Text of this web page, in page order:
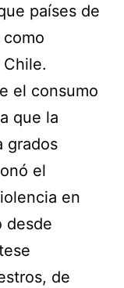
países de
el consumo
que la
grados
el
en
desde
de